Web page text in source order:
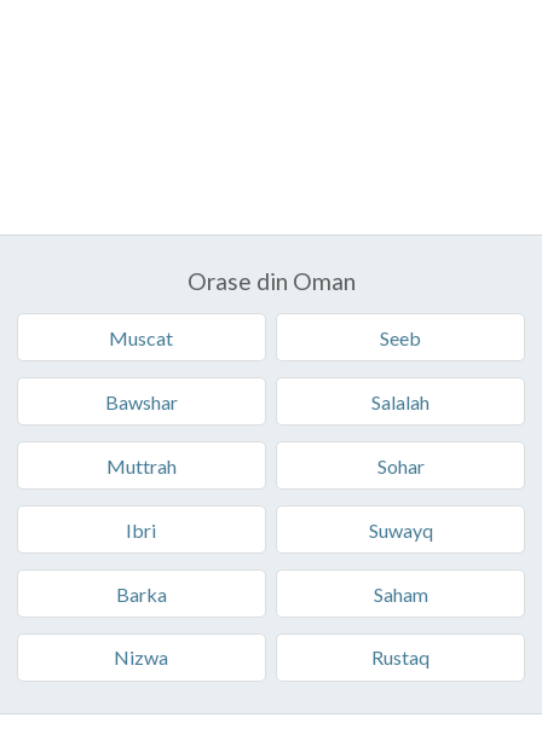
Orase din Oman
Muscat Seeb
Bawshar Salalah
Muttrah Sohar
Ibri Suwayq
Barka Saham
Nizwa Rustaq